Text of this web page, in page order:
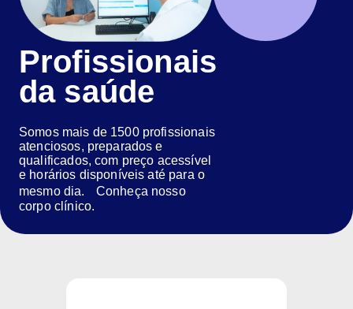
Profissionais
da saúde
Somos mais de 1500 profissionais
atenciosos, preparados e
qualificados, com preço acessível
e horários disponíveis até para o
mesmo dia. Conheça nosso
corpo clínico.